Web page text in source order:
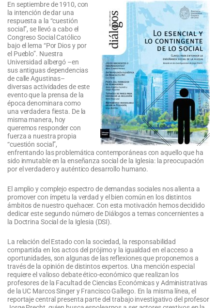
En septiembre de 1910, con
la intención de dar una
respuesta a la “cuestión
social”, se llevó a cabo el
Congreso Social Católico
bajo el lema “Por Dios y por
el Pueblo”. Nuestra
Universidad albergó –en
sus antiguas dependencias
de calle Agustinas–
diversas actividades de este
evento que la prensa de la
época denominara como
una verdadera fiesta. De la
misma manera, hoy
queremos responder con
fuerza a nuestra propia
“cuestión social”,
enfrentando las problemática contemporáneas con aquello que ha
sido inmutable en la enseñanza social de la Iglesia: la preocupación
por el verdadero y auténtico desarrollo humano.
El amplio y complejo espectro de demandas sociales nos alienta a
promover con ímpetu la verdad y el bien común en los distintos
ámbitos de nuestro quehacer. Con esta motivación hemos decidido
dedicar este segundo número de Diálogos a temas concernientes a
la Doctrina Social de la Iglesia (DSI).
La relación del Estado con la sociedad, la responsabilidad
compartida en los actos del prójimo y la igualdad en el acceso a
oportunidades, son algunas de las reflexiones que proponemos a
través de la opinión de distintos expertos. Una mención especial
requiere el valioso debate ético-económico que realizan los
profesores de la Facultad de Ciencias Económicas y Administrativas
de la UC Marcos Singer y Francisco Gallego. En la misma línea, el
reportaje central presenta parte del trabajo investigativo del profesor